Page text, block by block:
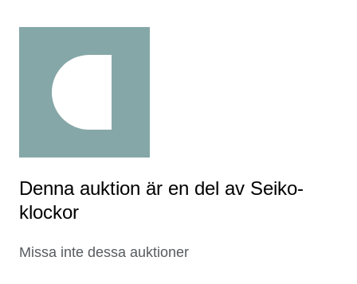
Denna auktion är en del av Seiko-
klockor
Missa inte dessa auktioner